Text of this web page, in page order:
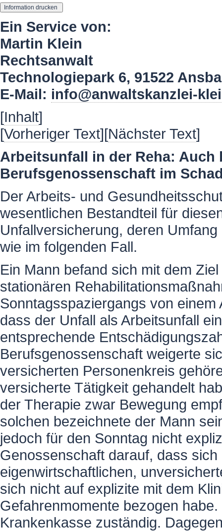
Ein Service von:
Martin Klein
Rechtsanwalt
Technologiepark 6, 91522
E-Mail: info@anwaltskanzlei-
[Inhalt]
[Vorheriger Text][Nächster Text]
Arbeitsunfall in der Reha:
Berufsgenossenschaft im
Der Arbeits- und
wesentlichen Bestandteil für
Unfallversicherung, deren
wie im folgenden Fall.
Ein Mann befand sich mit dem
stationären
Sonntagsspaziergangs von
dass der Unfall als Arbeitsunfall
entsprechende
Berufsgenossenschaft weigerte
versicherten Personenkreis
versicherte Tätigkeit gehandelt
der Therapie zwar Bewegung
solchen bezeichnete der Mann
jedoch für den Sonntag nicht
Genossenschaft darauf, dass
eigenwirtschaftlichen,
sich nicht auf explizite mit dem
Gefahrenmomente bezogen
Krankenkasse zuständig.